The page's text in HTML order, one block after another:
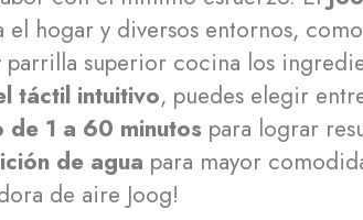
el hogar y diversos entornos,
parrilla superior cocina los
táctil intuitivo, puedes elegir
de 1 a 60 minutos para lograr
de agua para mayor
de aire Joog!